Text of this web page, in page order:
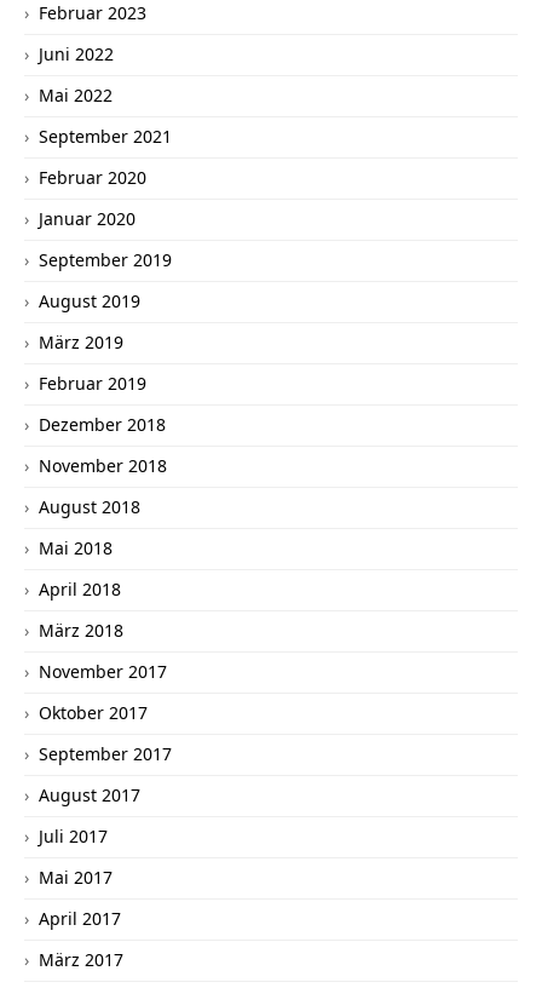
Februar 2023
Juni 2022
Mai 2022
September 2021
Februar 2020
Januar 2020
September 2019
August 2019
März 2019
Februar 2019
Dezember 2018
November 2018
August 2018
Mai 2018
April 2018
März 2018
November 2017
Oktober 2017
September 2017
August 2017
Juli 2017
Mai 2017
April 2017
März 2017